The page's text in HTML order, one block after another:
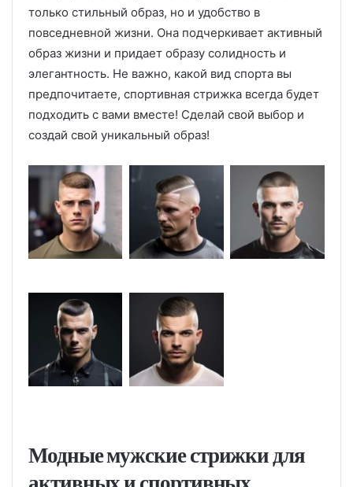
только стильный образ, но и удобство в
повседневной жизни. Она подчеркивает активный
образ жизни и придает образу солидность и
элегантность. Не важно, какой вид спорта вы
предпочитаете, спортивная стрижка всегда будет
подходить с вами вместе! Сделай свой выбор и
создай свой уникальный образ!
Модные мужские стрижки для